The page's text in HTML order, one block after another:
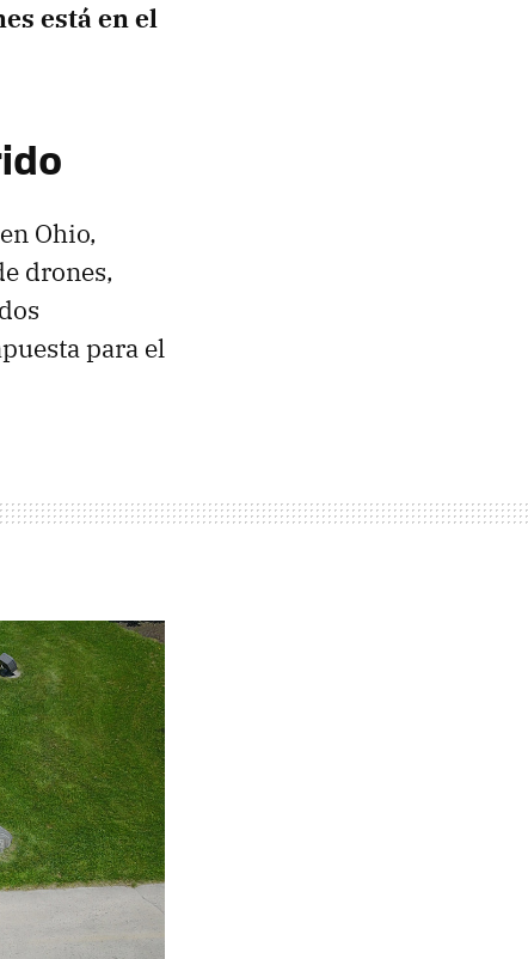
está en el
Ohio,
drones,
para el